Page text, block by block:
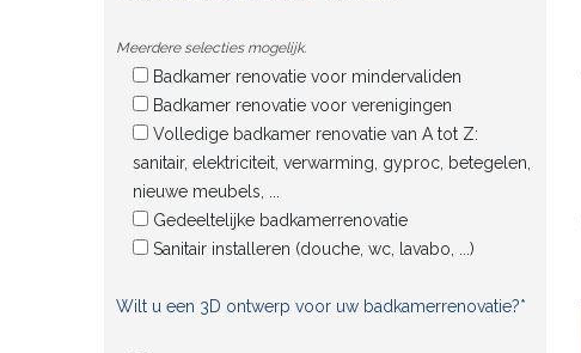
Meerdere selecties mogelijk.
Badkamer renovatie voor mindervaliden
Badkamer renovatie voor verenigingen
Volledige badkamer renovatie van A tot Z:
sanitair, elektriciteit, verwarming, gyproc, betegelen,
nieuwe meubels, ...
Gedeeltelijke badkamerrenovatie
Sanitair installeren (douche, wc, lavabo, ...)
Wilt u een 3D ontwerp voor uw badkamerrenovatie?*